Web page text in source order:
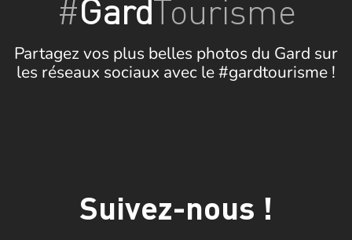
#GardTourisme
Partagez vos plus belles photos du Gard sur
les réseaux sociaux avec le #gardtourisme !
Suivez-nous !